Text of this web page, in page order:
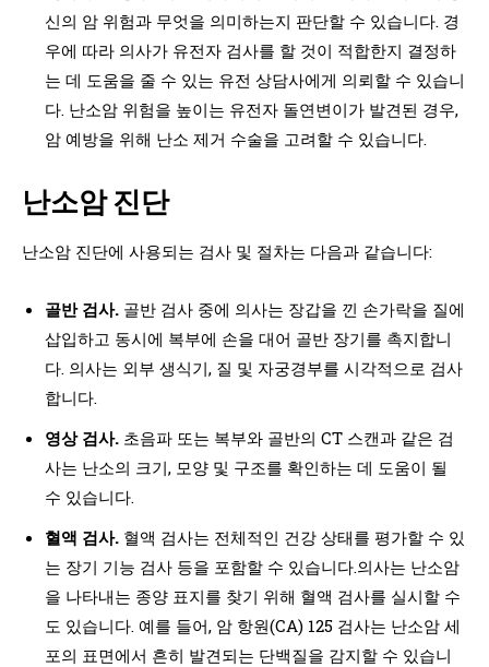
신의 암 위험과 무엇을 의미하는지 판단할 수 있습니다. 경
우에 따라 의사가 유전자 검사를 할 것이 적합한지 결정하
는 데 도움을 줄 수 있는 유전 상담사에게 의뢰할 수 있습니
다. 난소암 위험을 높이는 유전자 돌연변이가 발견된 경우,
암 예방을 위해 난소 제거 수술을 고려할 수 있습니다.
난소암 진단
난소암 진단에 사용되는 검사 및 절차는 다음과 같습니다:
골반 검사. 골반 검사 중에 의사는 장갑을 낀 손가락을 질에
삽입하고 동시에 복부에 손을 대어 골반 장기를 촉지합니
다. 의사는 외부 생식기, 질 및 자궁경부를 시각적으로 검사
합니다.
영상 검사. 초음파 또는 복부와 골반의 CT 스캔과 같은 검
사는 난소의 크기, 모양 및 구조를 확인하는 데 도움이 될
수 있습니다.
혈액 검사. 혈액 검사는 전체적인 건강 상태를 평가할 수 있
는 장기 기능 검사 등을 포함할 수 있습니다.의사는 난소암
을 나타내는 종양 표지를 찾기 위해 혈액 검사를 실시할 수
도 있습니다. 예를 들어, 암 항원(CA) 125 검사는 난소암 세
포의 표면에서 흔히 발견되는 단백질을 감지할 수 있습니